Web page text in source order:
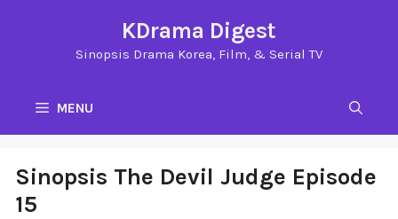
KDrama Digest
Sinopsis Drama Korea, Film, & Serial TV
MENU
Sinopsis The Devil Judge Episode
15